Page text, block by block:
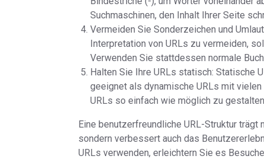
Suchmaschinen, den Inhalt Ihrer Seite
Vermeiden Sie Sonderzeichen und
Interpretation von URLs zu vermeiden,
Verwenden Sie stattdessen normale
Halten Sie Ihre URLs statisch: Statische
geeignet als dynamische URLs mit
URLs so einfach wie möglich zu
Eine benutzerfreundliche URL-Struktur
sondern verbessert auch das
URLs verwenden, erleichtern Sie es